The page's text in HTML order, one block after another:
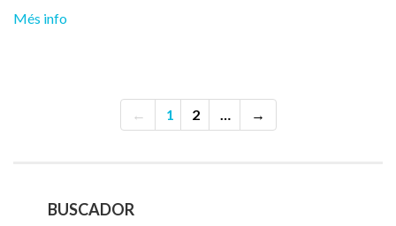
Més info
← 1 2 … →
BUSCADOR